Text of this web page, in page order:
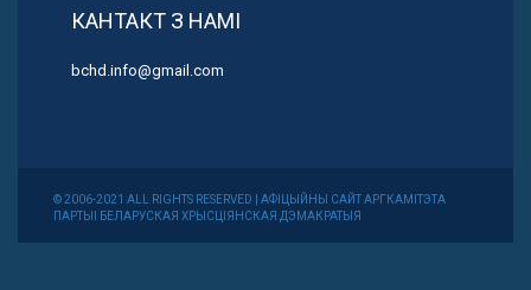
КАНТАКТ З НАМІ
bchd.info@gmail.com
© 2006-2021 ALL RIGHTS RESERVED | АФІЦЫЙНЫ САЙТ АРГКАМІТЭТА
ПАРТЫІ БЕЛАРУСКАЯ ХРЫСЦІЯНСКАЯ ДЭМАКРАТЫЯ